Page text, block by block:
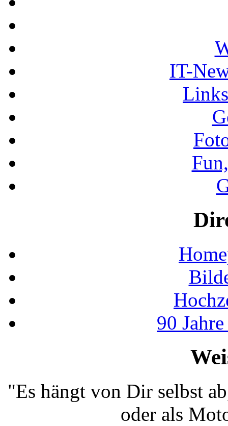
IT-
90
"Es hängt von Dir selbst
oder als